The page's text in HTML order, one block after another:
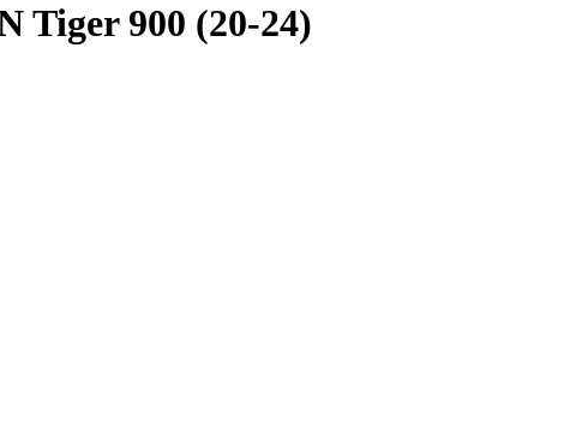
Tiger 900 (20-24)